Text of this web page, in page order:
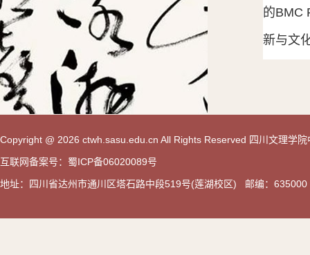
的BMC
新与文
Copyright @ 2026 ctwh.sasu.edu.cn All Rights Reserved 四川文理学
互联网备案号：蜀ICP备06020089号
地址：四川省达州市通川区塔石路中段519号(莲湖校区) 邮编：